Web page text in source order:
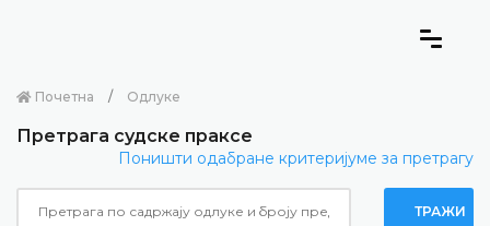
Почетна Одлуке
Претрага судске праксе
Поништи одабране критеријуме за претрагу
ТРАЖИ